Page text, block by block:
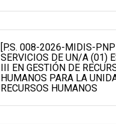
[P.S. 008-2026-MIDIS-
SERVICIOS DE UN/A (01)
III EN GESTIÓN DE
HUMANOS PARA LA
RECURSOS HUMANOS